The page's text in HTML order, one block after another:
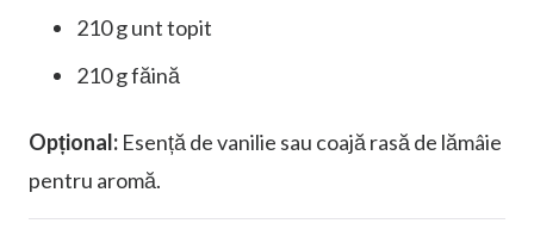
210 g unt topit
210 g făină
Opțional: Esență de vanilie sau coajă rasă de lămâie
pentru aromă.